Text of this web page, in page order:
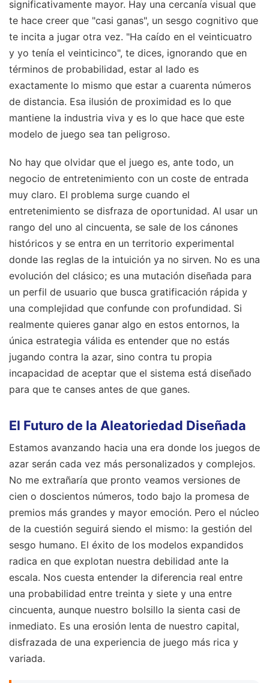
significativamente mayor. Hay una cercanía visual que
te hace creer que "casi ganas", un sesgo cognitivo que
te incita a jugar otra vez. "Ha caído en el veinticuatro
y yo tenía el veinticinco", te dices, ignorando que en
términos de probabilidad, estar al lado es
exactamente lo mismo que estar a cuarenta números
de distancia. Esa ilusión de proximidad es lo que
mantiene la industria viva y es lo que hace que este
modelo de juego sea tan peligroso.
No hay que olvidar que el juego es, ante todo, un
negocio de entretenimiento con un coste de entrada
muy claro. El problema surge cuando el
entretenimiento se disfraza de oportunidad. Al usar un
rango del uno al cincuenta, se sale de los cánones
históricos y se entra en un territorio experimental
donde las reglas de la intuición ya no sirven. No es una
evolución del clásico; es una mutación diseñada para
un perfil de usuario que busca gratificación rápida y
una complejidad que confunde con profundidad. Si
realmente quieres ganar algo en estos entornos, la
única estrategia válida es entender que no estás
jugando contra la azar, sino contra tu propia
incapacidad de aceptar que el sistema está diseñado
para que te canses antes de que ganes.
El Futuro de la Aleatoriedad Diseñada
Estamos avanzando hacia una era donde los juegos de
azar serán cada vez más personalizados y complejos.
No me extrañaría que pronto veamos versiones de
cien o doscientos números, todo bajo la promesa de
premios más grandes y mayor emoción. Pero el núcleo
de la cuestión seguirá siendo el mismo: la gestión del
sesgo humano. El éxito de los modelos expandidos
radica en que explotan nuestra debilidad ante la
escala. Nos cuesta entender la diferencia real entre
una probabilidad entre treinta y siete y una entre
cincuenta, aunque nuestro bolsillo la sienta casi de
inmediato. Es una erosión lenta de nuestro capital,
disfrazada de una experiencia de juego más rica y
variada.